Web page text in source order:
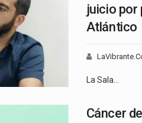
juicio por
Atlántico
La Sala…
Cáncer